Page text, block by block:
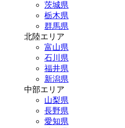
茨城県
栃木県
群馬県
北陸エリア
富山県
石川県
福井県
新潟県
中部エリア
山梨県
長野県
愛知県